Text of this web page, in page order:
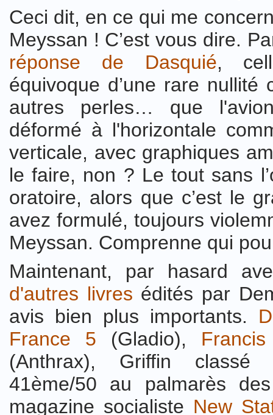
Ceci dit, en ce qui me
Meyssan ! C’est vous dire.
réponse de Dasquié,
équivoque d’une rare
autres perles… que
déformé à l'horizontale
verticale, avec graphiques
le faire, non ? Le tout sans
oratoire, alors que c’est le
avez formulé, toujours
Meyssan. Comprenne qui
Maintenant, par hasard
d'autres livres édités par
avis bien plus importants.
France 5 (Gladio),
(Anthrax), Griffin
41ème/50 au palmarès
magazine socialiste New